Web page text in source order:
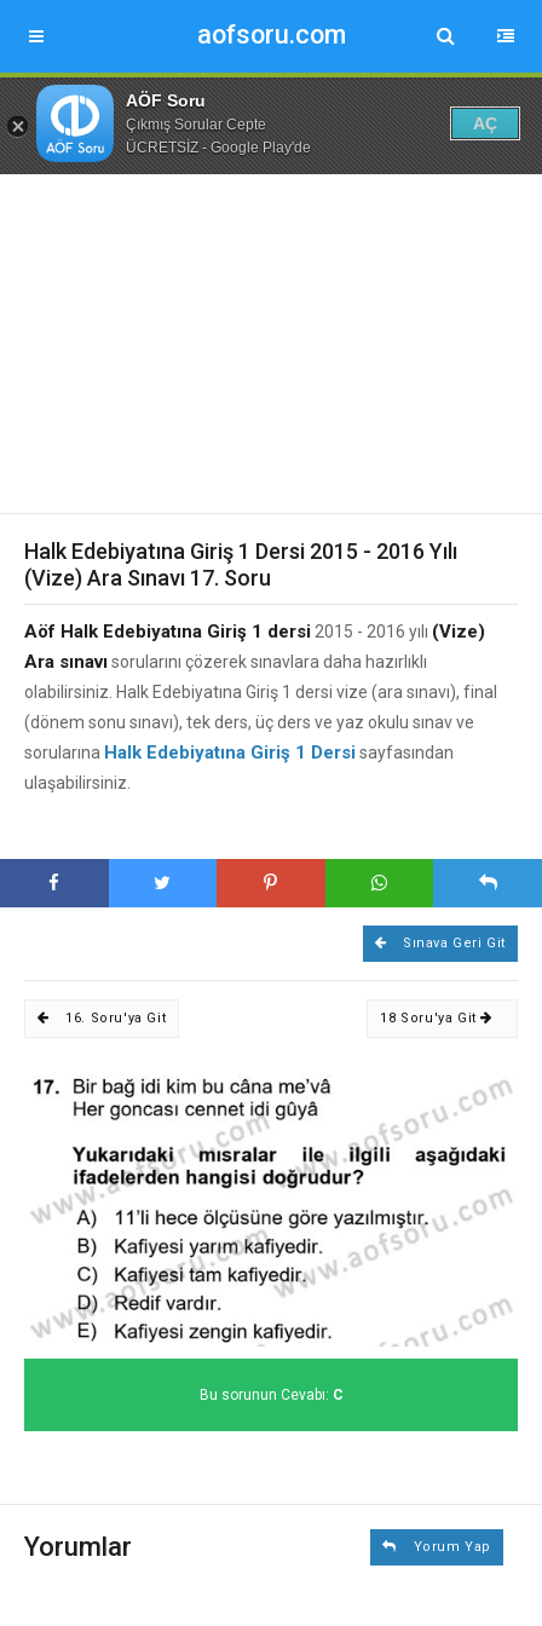
aofsoru.com
AÖF Soru
Çıkmış Sorular Cepte
ÜCRETSİZ - Google Play'de
AÇ
Halk Edebiyatına Giriş 1 Dersi 2015 - 2016 Yılı
(Vize) Ara Sınavı 17. Soru
Aöf Halk Edebiyatına Giriş 1 dersi 2015 - 2016 yılı (Vize)
Ara sınavısorularını çözerek sınavlara daha hazırlıklı
olabilirsiniz. Halk Edebiyatına Giriş 1 dersi vize (ara sınavı), final
(dönem sonu sınavı), tek ders, üç ders ve yaz okulu sınav ve
sorularına Halk Edebiyatına Giriş 1 Dersisayfasından
ulaşabilirsiniz.
Sınava Geri Git
16. Soru'ya Git 18 Soru'ya Git
Bu sorunun Cevabı: C
Yorumlar Yorum Yap